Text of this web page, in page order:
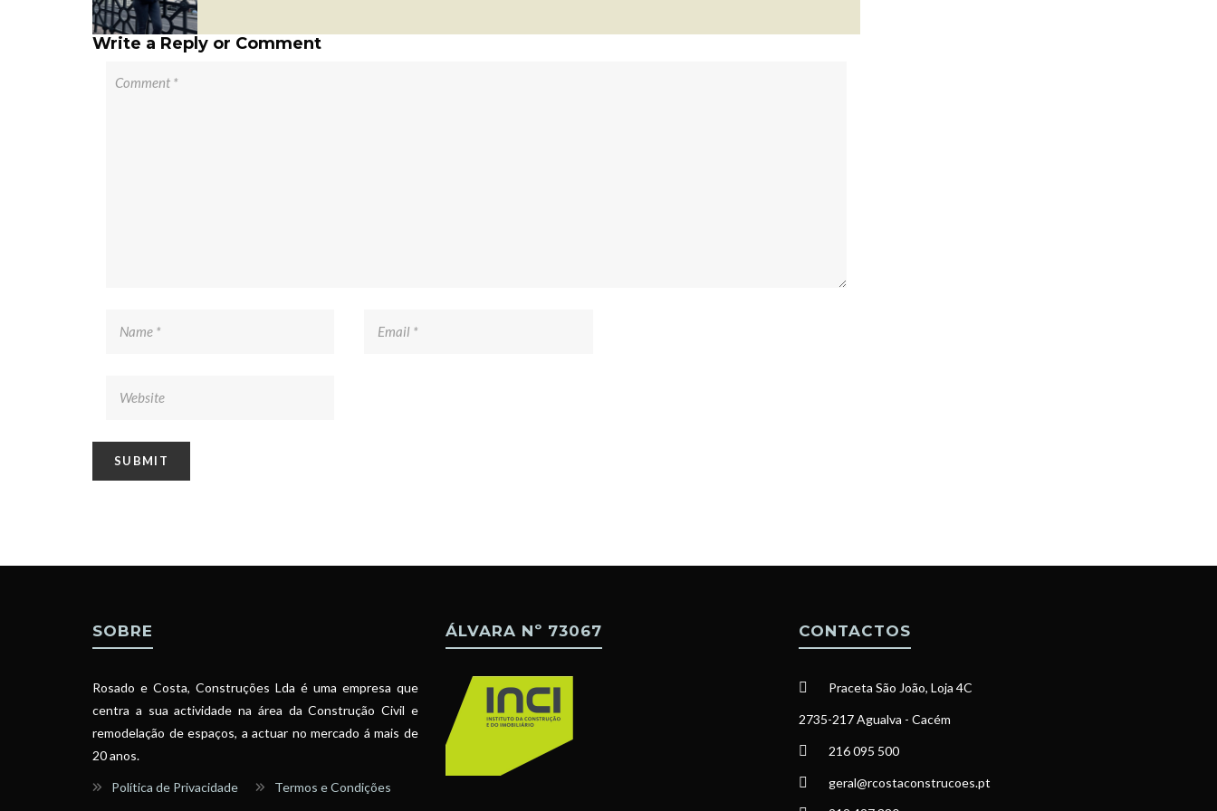
Write a Reply or Comment
SOBRE
Rosado e Costa, Construções Lda é uma empresa que
centra a sua actividade na área da Construção Civil e
remodelação de espaços, a actuar no mercado á mais de
20 anos.
Política de Privacidade Termos e Condições
ÁLVARA Nº 73067 CONTACTOS
Praceta São João, Loja 4C
2735-217 Agualva - Cacém
216 095 500
geral@rcostaconstrucoes.pt